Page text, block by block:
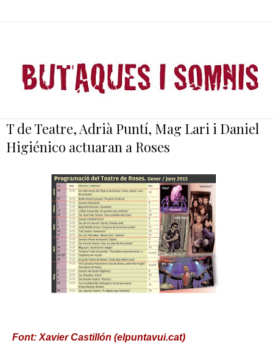
T de Teatre, Adrià Puntí, Mag Lari i Daniel
Higiénico actuaran a Roses
Font: Xavier Castillón (elpuntavui.cat)